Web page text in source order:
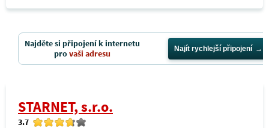
Najděte si připojení k internetu
provaši adresu Najít rychlejší připojení
STARNET, s.r.o.
3.7